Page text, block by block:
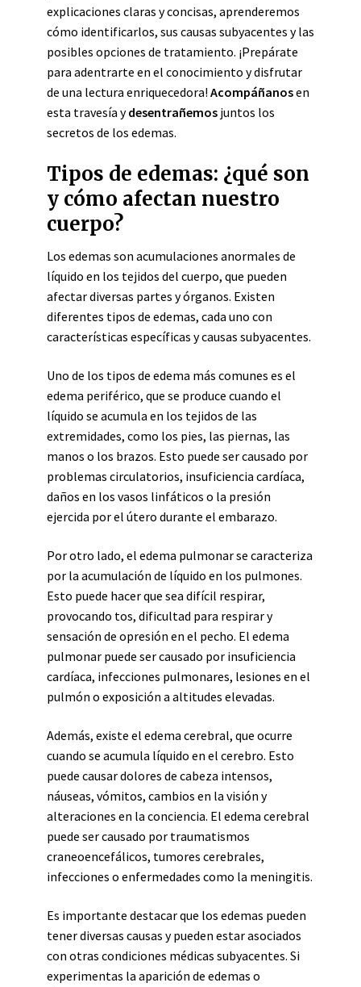
explicaciones claras y concisas, aprenderemos
cómo identificarlos, sus causas subyacentes y las
posibles opciones de tratamiento. ¡Prepárate
para adentrarte en el conocimiento y disfrutar
de una lectura enriquecedora! Acompáñanosen
esta travesía ydesentrañemos juntos los
secretos de los edemas.
Tipos de edemas: ¿qué son
y cómo afectan nuestro
cuerpo?
Los edemas son acumulaciones anormales de
líquido en los tejidos del cuerpo, que pueden
afectar diversas partes y órganos. Existen
diferentes tipos de edemas, cada uno con
características específicas y causas subyacentes.
Uno de los tipos de edema más comunes es el
edema periférico, que se produce cuando el
líquido se acumula en los tejidos de las
extremidades, como los pies, las piernas, las
manos o los brazos. Esto puede ser causado por
problemas circulatorios, insuficiencia cardíaca,
daños en los vasos linfáticos o la presión
ejercida por el útero durante el embarazo.
Por otro lado, el edema pulmonar se caracteriza
por la acumulación de líquido en los pulmones.
Esto puede hacer que sea difícil respirar,
provocando tos, dificultad para respirar y
sensación de opresión en el pecho. El edema
pulmonar puede ser causado por insuficiencia
cardíaca, infecciones pulmonares, lesiones en el
pulmón o exposición a altitudes elevadas.
Además, existe el edema cerebral, que ocurre
cuando se acumula líquido en el cerebro. Esto
puede causar dolores de cabeza intensos,
náuseas, vómitos, cambios en la visión y
alteraciones en la conciencia. El edema cerebral
puede ser causado por traumatismos
craneoencefálicos, tumores cerebrales,
infecciones o enfermedades como la meningitis.
Es importante destacar que los edemas pueden
tener diversas causas y pueden estar asociados
con otras condiciones médicas subyacentes. Si
experimentas la aparición de edemas o